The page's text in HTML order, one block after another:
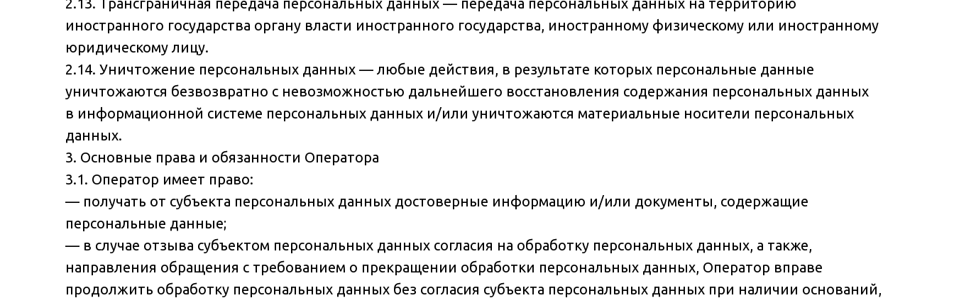
иностранного государства органу власти иностранного государства, иностранному физическому или иностранному
юридическому лицу.
2.14. Уничтожение персональных данных — любые действия, в результате которых персональные данные
уничтожаются безвозвратно с невозможностью дальнейшего восстановления содержания персональных данных
в информационной системе персональных данных и/или уничтожаются материальные носители персональных
данных.
3. Основные права и обязанности Оператора
3.1. Оператор имеет право:
— получать от субъекта персональных данных достоверные информацию и/или документы, содержащие
персональные данные;
— в случае отзыва субъектом персональных данных согласия на обработку персональных данных, а также,
направления обращения с требованием о прекращении обработки персональных данных, Оператор вправе
продолжить обработку персональных данных без согласия субъекта персональных данных при наличии оснований,